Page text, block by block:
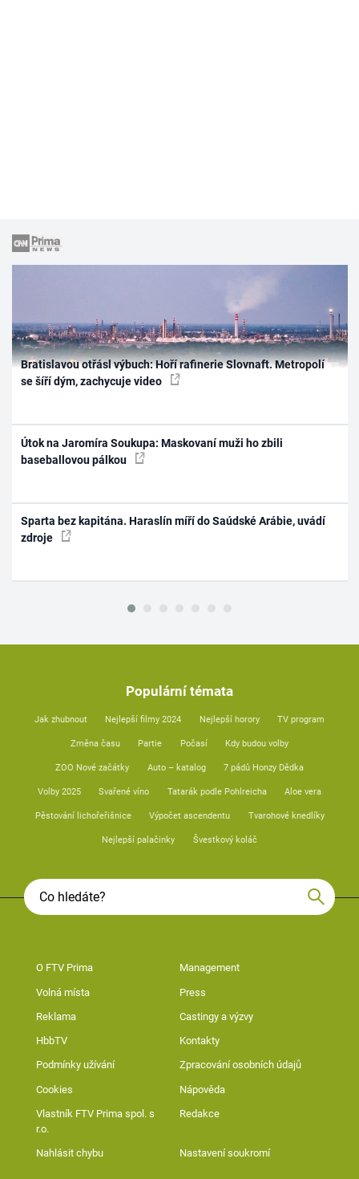
Bratislavou otřásl výbuch: Hoří rafinerie Slovnaft. Metropolí
se šíří dým, zachycuje video
Útok na Jaromíra Soukupa: Maskovaní muži ho zbili
baseballovou pálkou
Sparta bez kapitána. Haraslín míří do Saúdské Arábie, uvádí
zdroje
Populární témata
Jak zhubnout Nejlepší filmy 2024 Nejlepší horory TV program
Změna času Partie Počasí Kdy budou volby
ZOO Nové začátky Auto – katalog 7 pádů Honzy Dědka
Volby 2025 Svařené víno Tatarák podle Pohlreicha Aloe vera
Pěstování lichořeřišnice Výpočet ascendentu Tvarohové knedlíky
Nejlepší palačinky Švestkový koláč
O FTV Prima Management
Volná místa Press
Reklama Castingy a výzvy
HbbTV Kontakty
Podmínky užívání Zpracování osobních údajů
Cookies Nápověda
Vlastník FTV Prima spol. s
r.o.
Redakce
Nahlásit chybu Nastavení soukromí